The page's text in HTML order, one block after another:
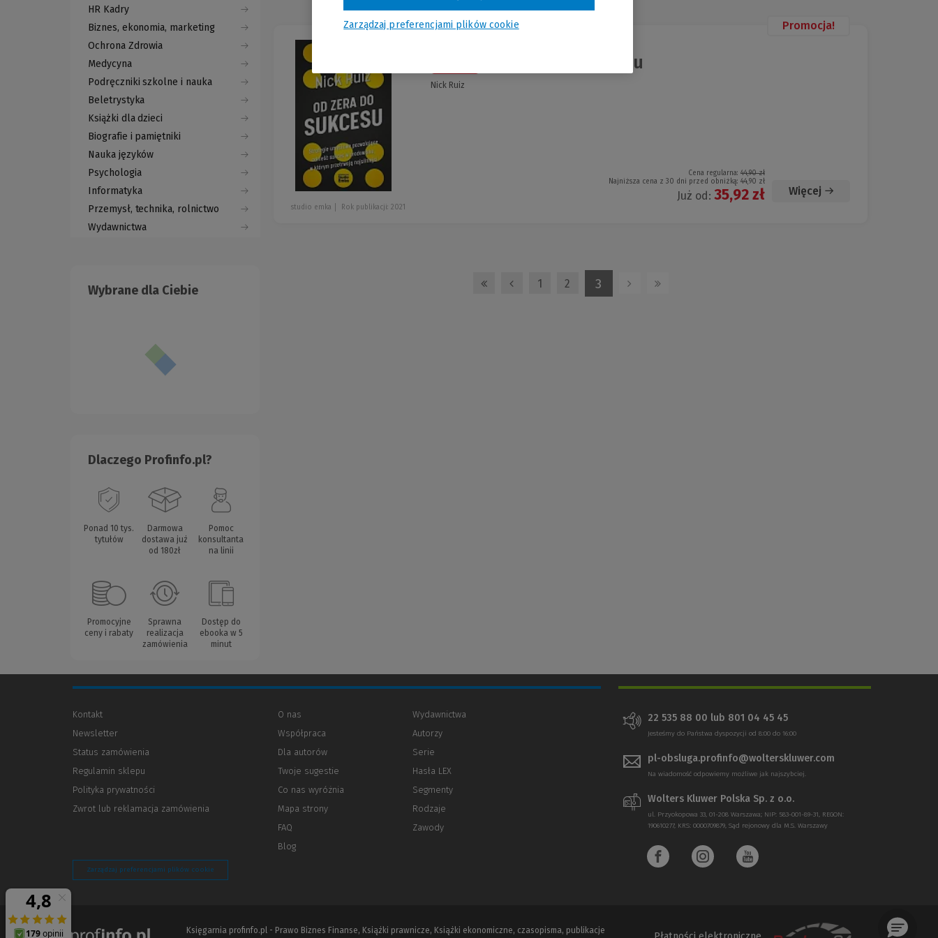
HR Kadry
Biznes, ekonomia, marketing
Ochrona Zdrowia
Medycyna
Podręczniki szkolne i nauka
Beletrystyka
Książki dla dzieci
Biografie i pamiętniki
Nauka języków
Psychologia
Informatyka
Przemysł, technika, rolnictwo
Wydawnictwa
Wybrane dla Ciebie
Dlaczego Profinfo.pl?
Ponad 10 tys.
tytułów
Darmowa
dostawa już
od 180zł
Pomoc
konsultanta
na linii
Promocyjne
ceny i rabaty
Sprawna
realizacja
zamówienia
Dostęp do
ebooka w 5
minut
Promocja!
Od zera do sukcesu
Nick Ruiz
Cena regularna: 44,90 zł
Najniższa cena z 30 dni przed obniżką: 44,90 zł
Już od: 35,92 zł Więcej
studio emka Rok publikacji: 2021
1 2 3
Kontakt
Newsletter
Status zamówienia
Regulamin sklepu
Polityka prywatności
innej
Zwrot lub reklamacja zamówienia
O nas
Współpraca
Dla autorów
innej
strony)
Twoje sugestie
Co nas wyróżnia
Mapa strony
FAQ
Blog
Wydawnictwa
Autorzy
Serie
Hasła LEX
Segmenty
Rodzaje
Zawody
Zarządzaj preferencjami plików cookie
22 535 88 00 lub 801 04 45 45
Jesteśmy do Państwa dyspozycji od 8:00 do 16:00
pl-obsluga.profinfo@wolterskluwer.com
Na wiadomość odpowiemy możliwe jak najszybciej.
Wolters Kluwer Polska Sp. z o.o.
ul. Przyokopowa 33, 01-208 Warszawa; NIP: 583-001-89-31, REGON:
190610277, KRS: 0000709879, Sąd rejonowy dla M.S. Warszawy
Księgarnia profinfo.pl - Prawo Biznes Finanse, Książki prawnicze, Książki ekonomiczne, czasopisma, publikacje
Zarządzaj preferencjami plików cookie